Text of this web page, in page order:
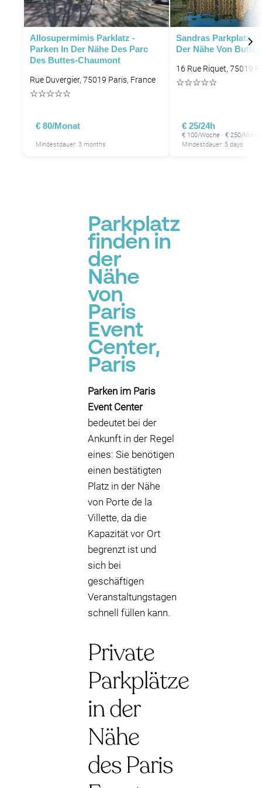
P
P P
Allosupermimis Parklatz -
Parken In Der Nähe Des Parc
Des Buttes-Chaumont
Rue Duvergier, 75019 Paris, France
☆☆☆☆☆
€ 80/Monat
Mindestdauer: 3 months
Sandras Parkplatz -
Der Nähe Von
16 Rue Riquet, 75019
☆☆☆☆☆
€ 25/24h
€ 100/Woche · € 250/Monat
Mindestdauer: 5 days
Parkplatz
finden in
der
Nähe
von
Paris
Event
Center,
Paris
Parken im Paris
Event Center
bedeutet bei der
Ankunft in der Regel
eines: Sie benötigen
einen bestätigten
Platz in der Nähe
von Porte de la
Villette, da die
Kapazität vor Ort
begrenzt ist und
sich bei
geschäftigen
Veranstaltungstagen
schnell füllen kann.
Private
Parkplätze
in der
Nähe
des Paris